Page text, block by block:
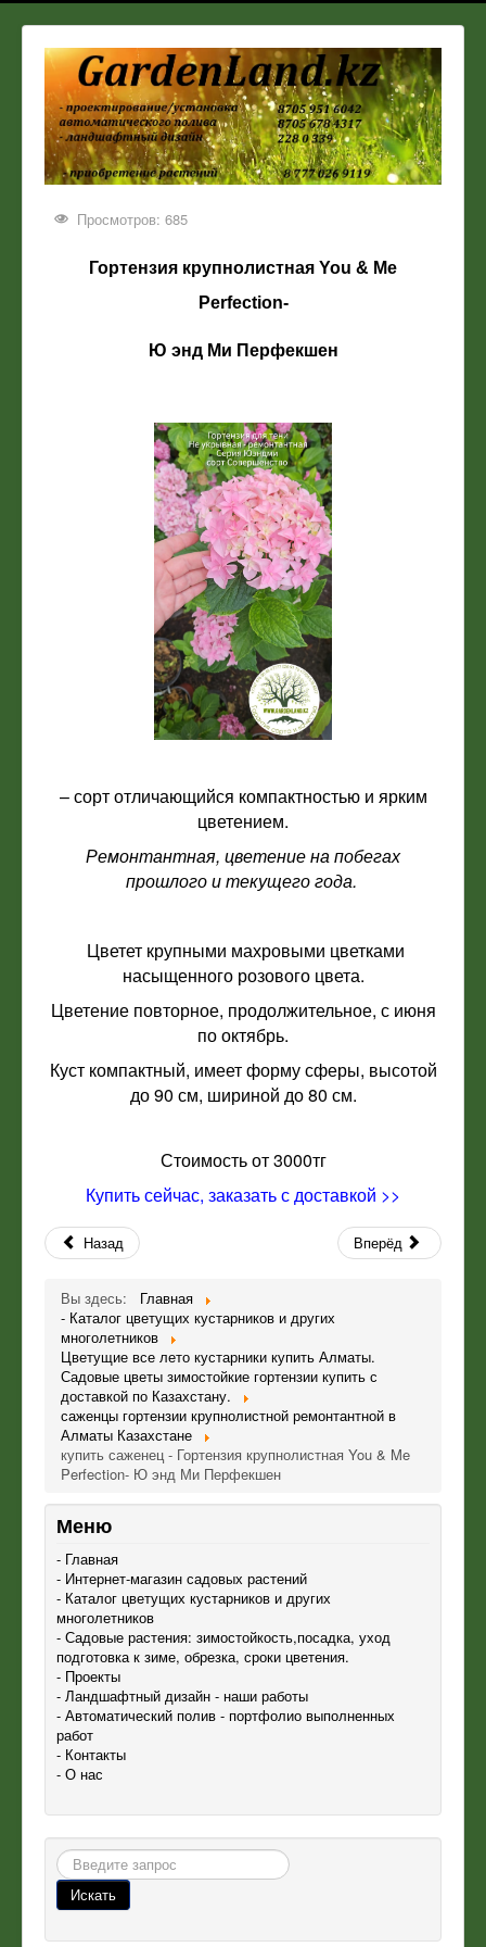
Просмотров: 685
Гортензия крупнолистная You & Me
Perfection-
Ю энд Ми Перфекшен
– сорт отличающийся компактностью и ярким
цветением.
Ремонтантная, цветение на побегах
прошлого и текущего года.
Цветет крупными махровыми цветками
насыщенного розового цвета.
Цветение повторное, продолжительное, с июня
по октябрь.
Куст компактный, имеет форму сферы, высотой
до 90 см, шириной до 80 см.
Стоимость от 3000тг
Купить сейчас, заказать с доставкой >>
Назад Вперёд
Вы здесь:
Главная
- Каталог цветущих кустарников и других
многолетников
Цветущие все лето кустарники купить Алматы.
Садовые цветы зимостойкие гортензии купить с
доставкой по Казахстану.
саженцы гортензии крупнолистной ремонтантной в
Алматы Казахстане
купить саженец - Гортензия крупнолистная You & Me
Perfection- Ю энд Ми Перфекшен
Меню
- Главная
- Интернет-магазин садовых растений
- Каталог цветущих кустарников и других
многолетников
- Садовые растения: зимостойкость,посадка, уход
подготовка к зиме, обрезка, сроки цветения.
- Проекты
- Ландшафтный дизайн - наши работы
- Автоматический полив - портфолио выполненных
работ
- Контакты
- О нас
Поиск
Искать